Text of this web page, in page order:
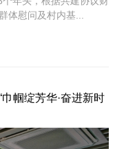
体慰问及村内基...
帼绽芳华·奋进新时